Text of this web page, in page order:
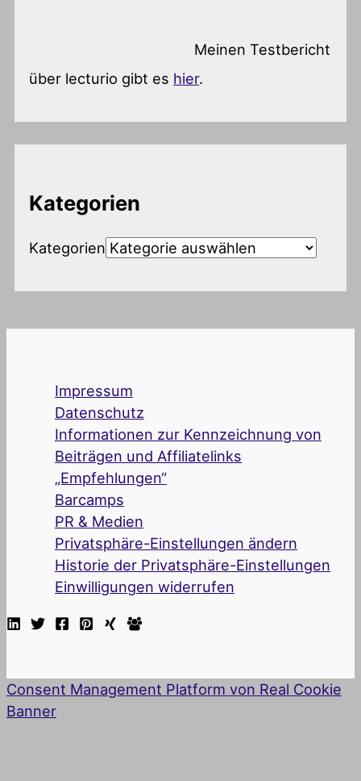
Meinen Testbericht
über lecturio gibt es hier.
Kategorien
Kategorien
Impressum
Datenschutz
Informationen zur Kennzeichnung von
Beiträgen und Affiliatelinks
„Empfehlungen“
Barcamps
PR & Medien
Privatsphäre-Einstellungen ändern
Historie der Privatsphäre-Einstellungen
Einwilligungen widerrufen
Consent Management Platform von Real Cookie
Banner